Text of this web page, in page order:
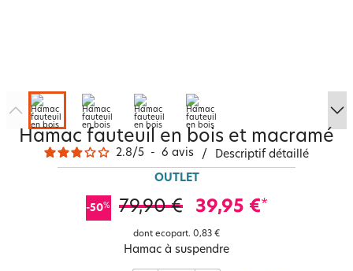
Hamac fauteuil en bois et macramé
2.8/5 - 6 avis / Descriptif détaillé
OUTLET
-50% 79,90 € 39,95 €*
dont ecopart. 0,83 €
Hamac à suspendre